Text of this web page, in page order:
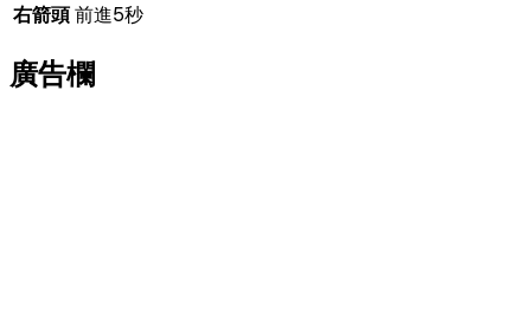
右箭頭前進5秒
廣告欄